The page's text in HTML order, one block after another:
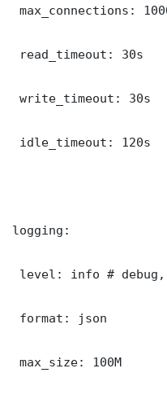
max_connections:
read_timeout: 30s
write_timeout: 30s
idle_timeout: 120s
logging:
level: info #
format: json
max_size: 100M